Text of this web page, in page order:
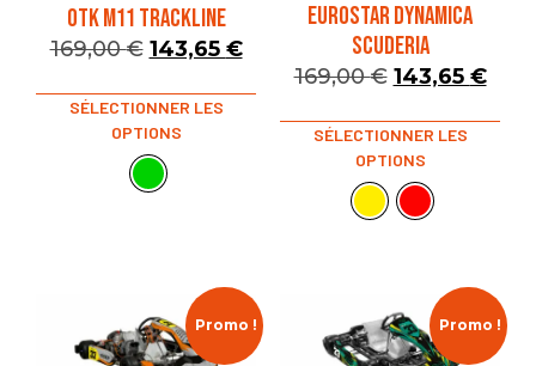
OTK M11 TRACKLINE
169,00€ 143,65 €
SÉLECTIONNER LES
OPTIONS
EUROSTAR DYNAMICA
SCUDERIA
169,00€ 143,65 €
SÉLECTIONNER LES
OPTIONS
Promo ! Promo !